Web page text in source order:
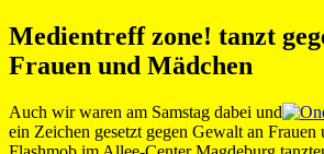
Medientreff zone! tanzt
Frauen und Mädchen
Auch wir waren am Samstag dabei und
ein Zeichen gesetzt gegen Gewalt an